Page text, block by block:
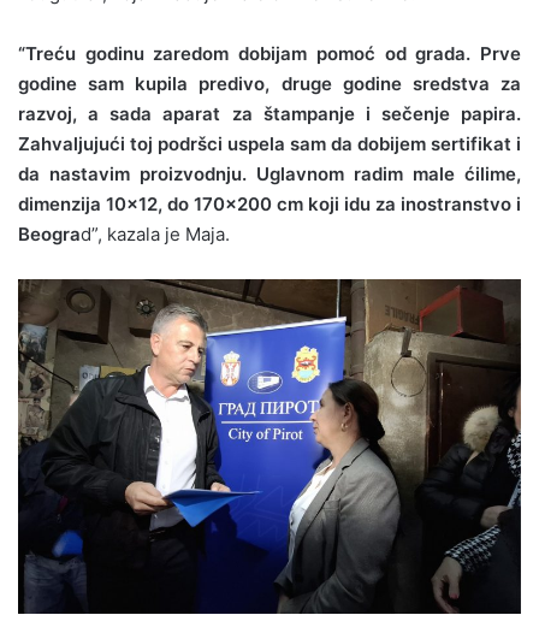
“Treću godinu zaredom dobijam pomoć od grada. Prve
godine sam kupila predivo, druge godine sredstva za
razvoj, a sada aparat za štampanje i sečenje papira.
Zahvaljujući toj podršci uspela sam da dobijem sertifikat i
da nastavim proizvodnju. Uglavnom radim male ćilime,
dimenzija 10×12, do 170×200 cm koji idu za inostranstvo i
Beograd”, kazala je Maja.